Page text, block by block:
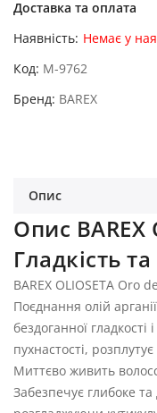
Доставка та оплата
Наявність: Немає у
Код M-9762
Бренд BAREX
Опис
Опис BAREX
Гладкість
BAREX OLIOSETA Oro
Поєднання олій
бездоганної
пухнастості,
Миттєво живить
Забезпечує глибоке